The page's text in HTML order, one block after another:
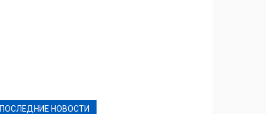
ПОСЛЕДНИЕ НОВОСТИ